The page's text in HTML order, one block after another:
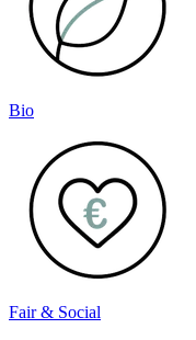
Bio
Fair & Social